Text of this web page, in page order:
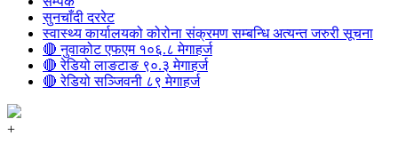
सुनचाँदी दररेट
स्वास्थ्य कार्यालयको कोरोना संक्रमण सम्बन्धि अत्यन्त जरुरी सूचना
🔴 नुवाकोट एफएम १०६.८ मेगाहर्ज
🔴 रेडियो लाङटाङ ९०.३ मेगाहर्ज
🔴 रेडियो सञ्जिवनी ८९ मेगाहर्ज
+